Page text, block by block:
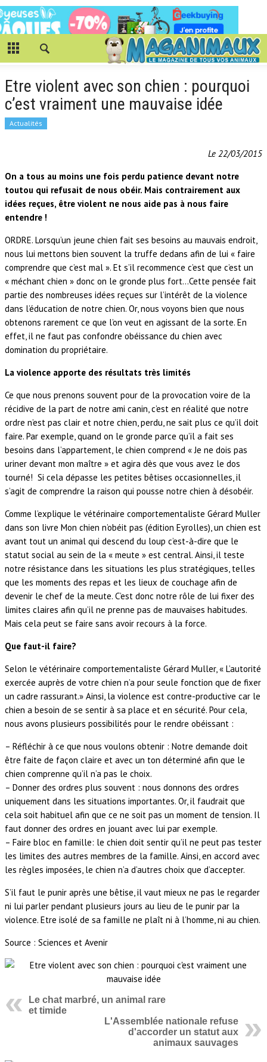
Etre violent avec son chien : pourquoi
c’est vraiment une mauvaise idée
Actualités
Le 22/03/2015
On a tous au moins une fois perdu patience devant notre
toutou qui refusait de nous obéir. Mais contrairement aux
idées reçues, être violent ne nous aide pas à nous faire
entendre !
ORDRE. Lorsqu’un jeune chien fait ses besoins au mauvais endroit,
nous lui mettons bien souvent la truffe dedans afin de lui « faire
comprendre que c’est mal ». Et s’il recommence c’est que c’est un
« méchant chien » donc on le gronde plus fort…Cette pensée fait
partie des nombreuses idées reçues sur l’intérêt de la violence
dans l’éducation de notre chien. Or, nous voyons bien que nous
obtenons rarement ce que l’on veut en agissant de la sorte. En
effet, il ne faut pas confondre obéissance du chien avec
domination du propriétaire.
La violence apporte des résultats très limités
Ce que nous prenons souvent pour de la provocation voire de la
récidive de la part de notre ami canin, c’est en réalité que notre
ordre n’est pas clair et notre chien, perdu, ne sait plus ce qu’il doit
faire. Par exemple, quand on le gronde parce qu’il a fait ses
besoins dans l’appartement, le chien comprend « Je ne dois pas
uriner devant mon maître » et agira dès que vous avez le dos
tourné! Si cela dépasse les petites bêtises occasionnelles, il
s’agit de comprendre la raison qui pousse notre chien à désobéir.
Comme l’explique le vétérinaire comportementaliste Gérard Muller
dans son livre Mon chien n’obéit pas (édition Eyrolles), un chien est
avant tout un animal qui descend du loup c’est-à-dire que le
statut social au sein de la « meute » est central. Ainsi, il teste
notre résistance dans les situations les plus stratégiques, telles
que les moments des repas et les lieux de couchage afin de
devenir le chef de la meute. C’est donc notre rôle de lui fixer des
limites claires afin qu’il ne prenne pas de mauvaises habitudes.
Mais cela peut se faire sans avoir recours à la force.
Que faut-il faire?
Selon le vétérinaire comportementaliste Gérard Muller, « L’autorité
exercée auprès de votre chien n’a pour seule fonction que de fixer
un cadre rassurant.» Ainsi, la violence est contre-productive car le
chien a besoin de se sentir à sa place et en sécurité. Pour cela,
nous avons plusieurs possibilités pour le rendre obéissant :
– Réfléchir à ce que nous voulons obtenir : Notre demande doit
être faite de façon claire et avec un ton déterminé afin que le
chien comprenne qu’il n’a pas le choix.
– Donner des ordres plus souvent : nous donnons des ordres
uniquement dans les situations importantes. Or, il faudrait que
cela soit habituel afin que ce ne soit pas un moment de tension. Il
faut donner des ordres en jouant avec lui par exemple.
– Faire bloc en famille: le chien doit sentir qu’il ne peut pas tester
les limites des autres membres de la famille. Ainsi, en accord avec
les règles imposées, le chien n’a d’autres choix que d’accepter.
S’il faut le punir après une bêtise, il vaut mieux ne pas le regarder
ni lui parler pendant plusieurs jours au lieu de le punir par la
violence. Etre isolé de sa famille ne plaît ni à l’homme, ni au chien.
Source : Sciences et Avenir
Le chat marbré, un animal rare
et timide
L'Assemblée nationale refuse
d'accorder un statut aux
animaux sauvages